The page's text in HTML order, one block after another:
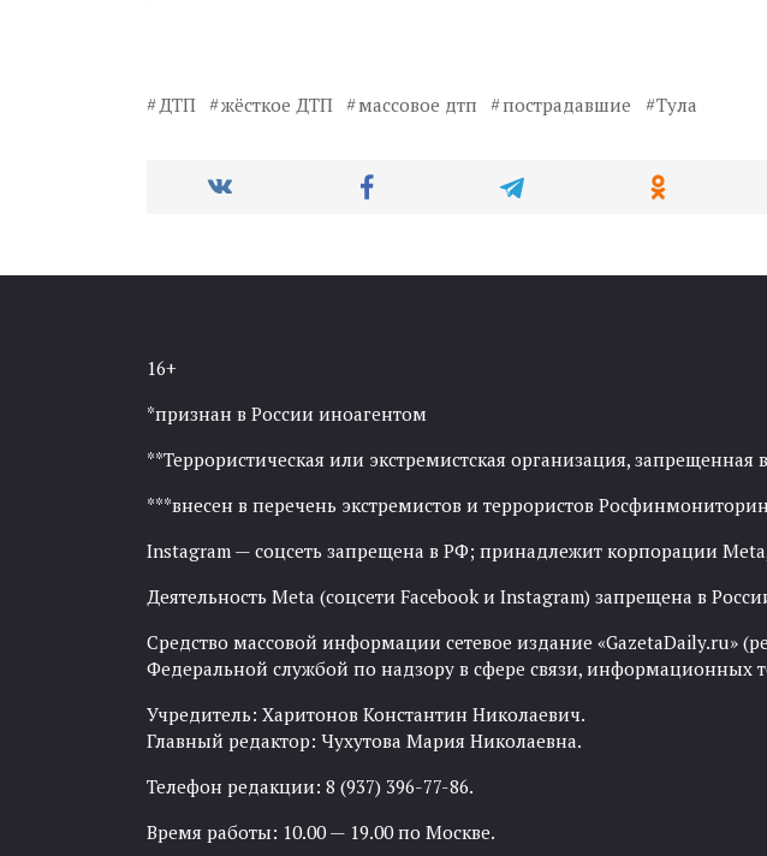
ДТП жёсткое ДТП массовое дтп пострадавшие Тула
16+
*признан в России иноагентом
**Террористическая или экстремистская организация, запрещенная
***внесен в перечень экстремистов и террористов
Instagram — соцсеть запрещена в РФ; принадлежит корпорации
Деятельность Meta (соцсети Facebook и Instagram) запрещена в
Средство массовой информации сетевое издание «GazetaDaily.ru»
Федеральной службой по надзору в сфере связи,
Учредитель: Харитонов Константин Николаевич.
Главный редактор: Чухутова Мария Николаевна.
Телефон редакции: 8 (937) 396-77-86.
Время работы: 10.00 — 19.00 по Москве.